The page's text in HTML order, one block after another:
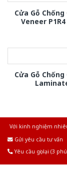
Cửa Gỗ Chống
Veneer
Cửa Gỗ Chống
Với kinh nghiệm
Gửi yêu cầu tư vấn
Yêu cầu gọi lại (3